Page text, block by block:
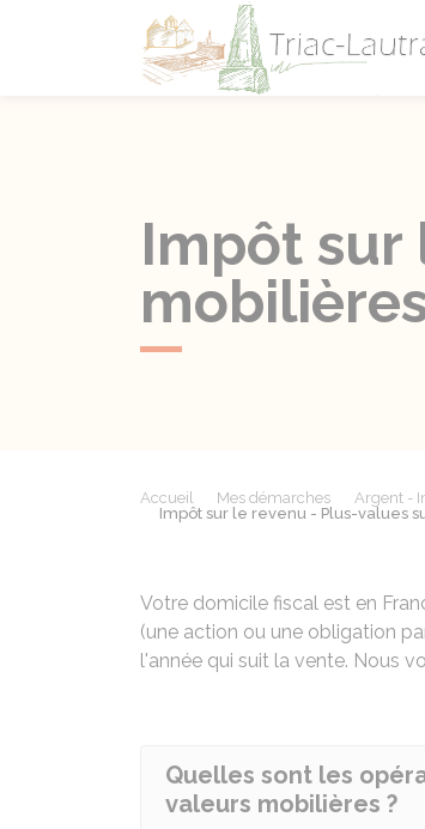
Impôt sur
Accueil Mes démarches Argent -
Impôt sur le revenu - Plus-values
Votre domicile fiscal est en
(une action ou une obligation
l'année qui suit la vente. Nous
Quelles sont les
valeurs mobilières ?